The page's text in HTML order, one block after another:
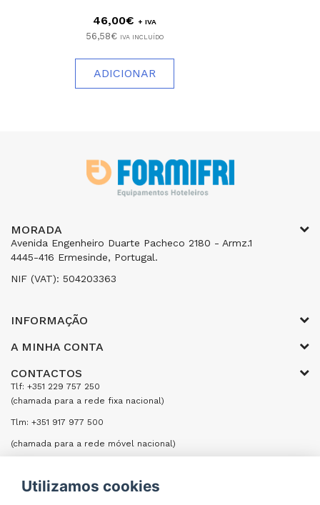
46,00€ + IVA
56,58€ IVA INCLUÍDO
ADICIONAR
MORADA
Avenida Engenheiro Duarte Pacheco 2180 - Armz.1
4445-416 Ermesinde, Portugal.
NIF (VAT): 504203363
INFORMAÇÃO
A MINHA CONTA
CONTACTOS
Tlf: +351 229 757 250
(chamada para a rede fixa nacional)
Tlm: +351 917 977 500
(chamada para a rede móvel nacional)
ENVIAR UMA MENSAGEM
Utilizamos cookies